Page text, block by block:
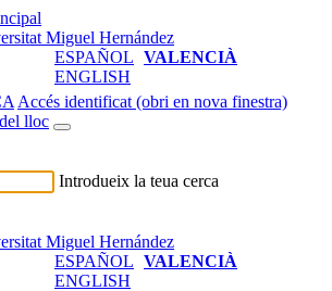
ESPAÑOL VALENCIÀ
ENGLISH
Accés identificat (obri en nova finestra)
lloc
Introdueix la teua cerca
ESPAÑOL VALENCIÀ
ENGLISH